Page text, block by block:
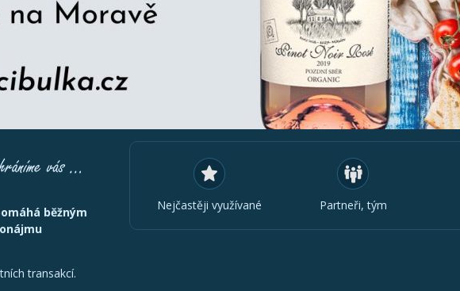
běžným
transakcí.
Nejčastěji využívané Partneři, tým